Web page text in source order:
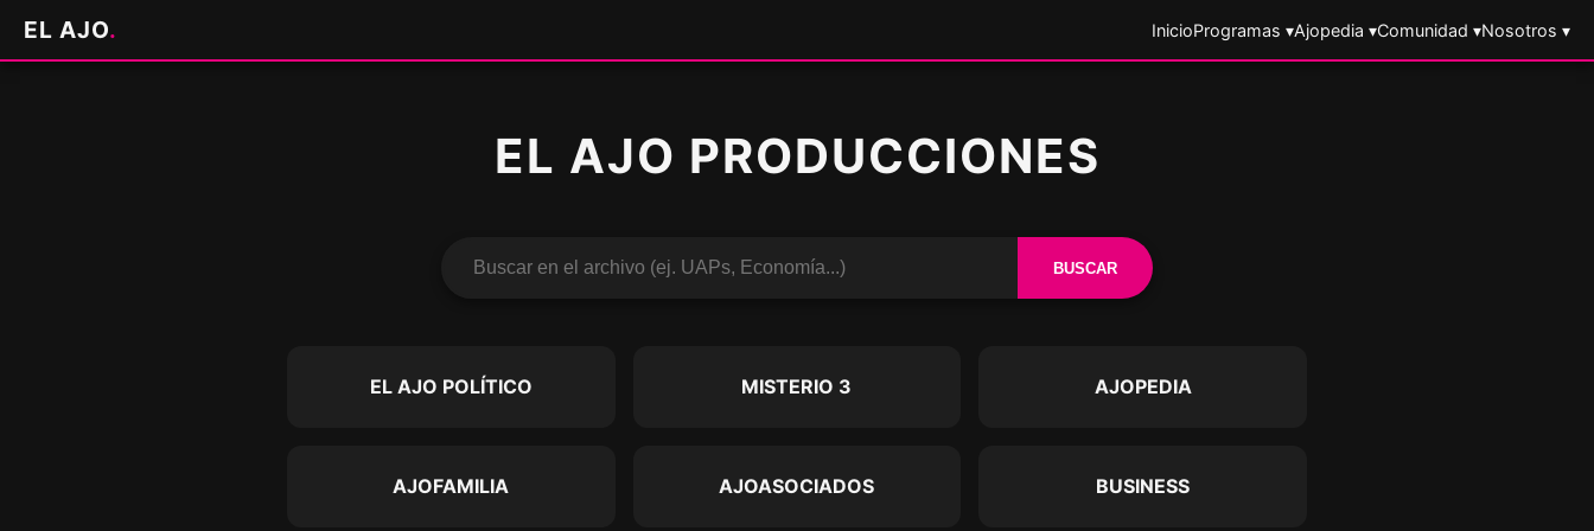
EL AJO. InicioProgramas ▾Ajopedia ▾Comunidad ▾Nosotros ▾
EL AJO PRODUCCIONES
BUSCAR
EL AJO POLÍTICO MISTERIO 3 AJOPEDIA
AJOFAMILIA AJOASOCIADOS BUSINESS